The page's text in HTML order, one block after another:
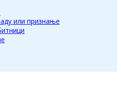
или признање